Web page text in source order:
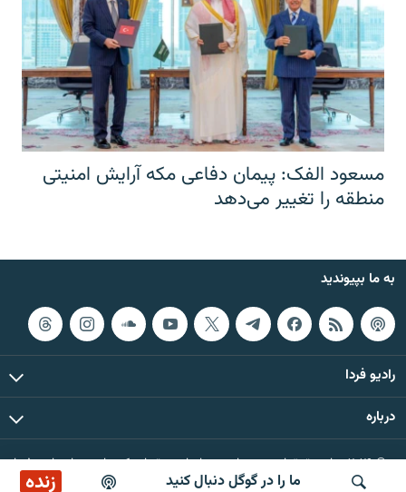
ما را در گوگل دنبال کنید زنده
مسعود الفک: پیمان دفاعی مکه آرایش امنیتی
منطقه را تغییر می‌دهد
به ما بپیوندید
رادیو فردا
درباره
© ۲۰۲۶ تمام حقوق این وب‌سایت، بر اساس مقررات کپی‌رایت، برای رادیو فردا
محفوظ است.